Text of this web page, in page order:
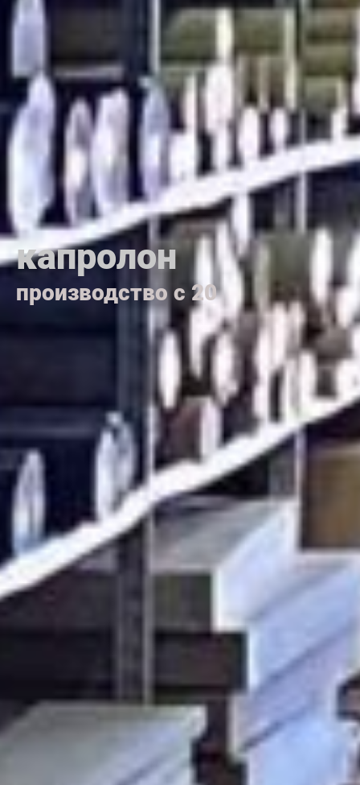
капролон
производство с 200 го д а